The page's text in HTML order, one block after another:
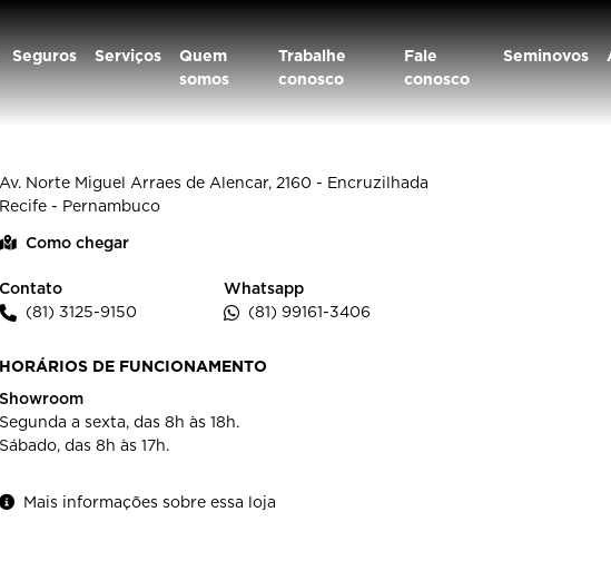
Seguros Serviços
Quem
somos
Trabalhe
conosco
Fale
conosco
Seminovos
Av. Norte Miguel Arraes de Alencar, 2160 - Encruzilhada
Recife - Pernambuco
Como chegar
Contato
(81) 3125-9150
Whatsapp
(81) 99161-3406
HORÁRIOS DE FUNCIONAMENTO
Showroom
Segunda a sexta, das 8h às 18h.
Sábado, das 8h às 17h.
Mais informações sobre essa loja